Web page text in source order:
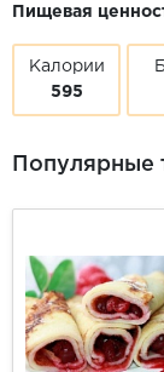
Пищевая
Калории
595
Популярные